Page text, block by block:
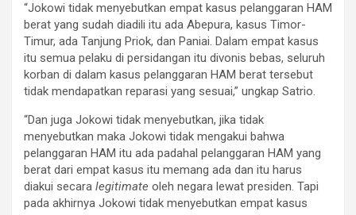
“Jokowi tidak menyebutkan empat kasus pelanggaran HAM
berat yang sudah diadili itu ada Abepura, kasus Timor-
Timur, ada Tanjung Priok, dan Paniai. Dalam empat kasus
itu semua pelaku di persidangan itu divonis bebas, seluruh
korban di dalam kasus pelanggaran HAM berat tersebut
tidak mendapatkan reparasi yang sesuai,” ungkap Satrio.
“Dan juga Jokowi tidak menyebutkan, jika tidak
menyebutkan maka Jokowi tidak mengakui bahwa
pelanggaran HAM itu ada padahal pelanggaran HAM yang
berat dari empat kasus itu memang ada dan itu harus
diakui secara legitimate oleh negara lewat presiden. Tapi
pada akhirnya Jokowi tidak menyebutkan empat kasus